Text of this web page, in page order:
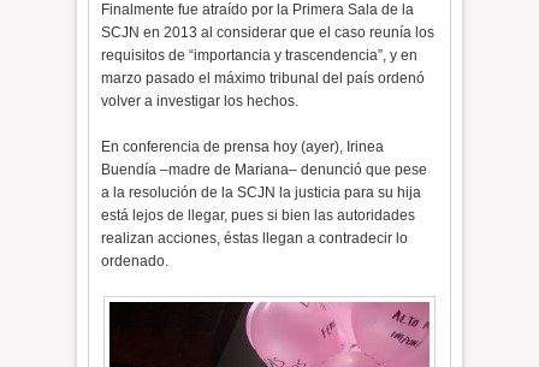
Finalmente fue atraído por la Primera Sala de la
SCJN en 2013 al considerar que el caso reunía los
requisitos de “importancia y trascendencia”, y en
marzo pasado el máximo tribunal del país ordenó
volver a investigar los hechos.
En conferencia de prensa hoy (ayer), Irinea
Buendía –madre de Mariana– denunció que pese
a la resolución de la SCJN la justicia para su hija
está lejos de llegar, pues si bien las autoridades
realizan acciones, éstas llegan a contradecir lo
ordenado.